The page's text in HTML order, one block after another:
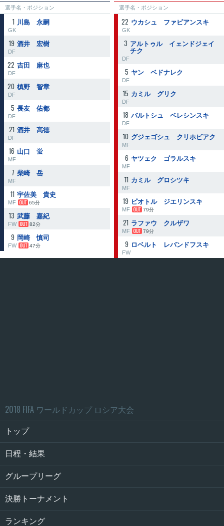
選手名・ポジション
1 川島 永嗣
GK
19 酒井 宏樹
DF
22 吉田 麻也
DF
20 槙野 智章
DF
5 長友 佑都
DF
21 酒井 高徳
DF
16 山口 蛍
MF
7 柴崎 岳
MF
11 宇佐美 貴史
MF 65分
13 武藤 嘉紀
FW 82分
9 岡崎 慎司
FW 47分
選手名・ポジション
22 ウカシュ ファビアンスキ
GK
3 アルトゥル イェンドジェイ
チク
DF
5 ヤン ベドナレク
DF
15 カミル グリク
DF
18 バルトシュ ベレシンスキ
DF
10 グジェゴシュ クリホビアク
MF
6 ヤツェク ゴラルスキ
MF
11 カミル グロシツキ
MF
19 ピオトル ジエリンスキ
MF 79分
21 ラファウ クルザワ
MF 79分
9 ロベルト レバンドフスキ
FW
2018 FIFA ワールドカップ ロシア大会
トップ
日程・結果
グループリーグ
決勝トーナメント
ランキング